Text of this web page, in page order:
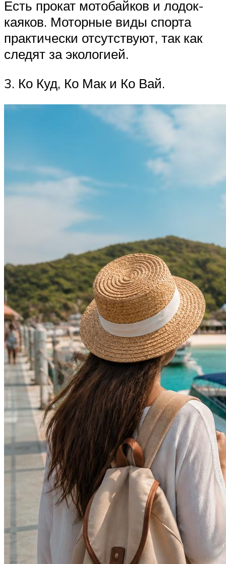
Есть прокат мотобайков и лодок-
каяков. Моторные виды спорта
практически отсутствуют, так как
следят за экологией.
3. Ко Куд, Ко Мак и Ко Вай.